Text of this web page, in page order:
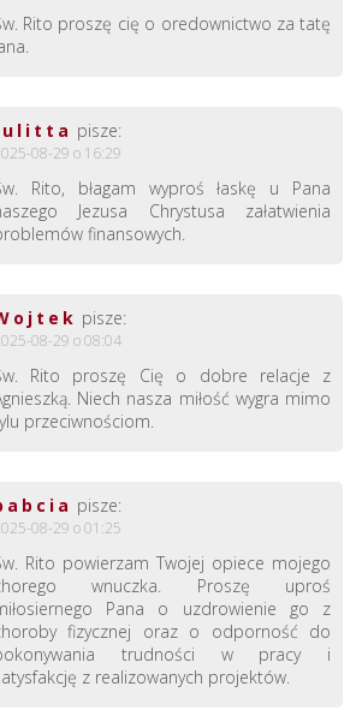
Rito proszę cię o oredownictwo za tatę
pisze:
08-29 o 16:29
Rito, błagam wyproś łaskę u Pana
Jezusa Chrystusa załatwienia
finansowych.
pisze:
08-29 o 08:04
Rito proszę Cię o dobre relacje z
Niech nasza miłość wygra mimo
przeciwnościom.
pisze:
08-29 o 01:25
Rito powierzam Twojej opiece mojego
wnuczka. Proszę uproś
Pana o uzdrowienie go z
fizycznej oraz o odporność do
trudności w pracy i
z realizowanych projektów.